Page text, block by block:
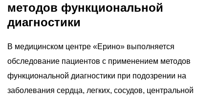
методов функциональной
диагностики
В медицинском центре «Ерино» выполняется
обследование пациентов с применением методов
функциональной диагностики при подозрении на
заболевания сердца, легких, сосудов, центральной